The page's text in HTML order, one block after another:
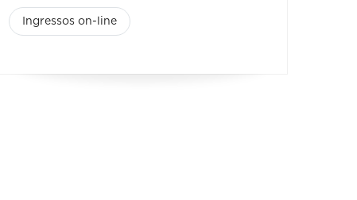
Ingressos on-line